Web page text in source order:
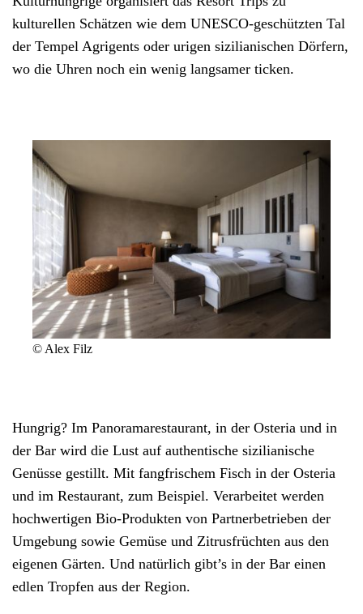
kulturellen Schätzen wie dem UNESCO-geschützten Tal
der Tempel Agrigents oder urigen sizilianischen Dörfern,
wo die Uhren noch ein wenig langsamer ticken.
© Alex Filz
Hungrig? Im Panoramarestaurant, in der Osteria und in
der Bar wird die Lust auf authentische sizilianische
Genüsse gestillt. Mit fangfrischem Fisch in der Osteria
und im Restaurant, zum Beispiel. Verarbeitet werden
hochwertigen Bio-Produkten von Partnerbetrieben der
Umgebung sowie Gemüse und Zitrusfrüchten aus den
eigenen Gärten. Und natürlich gibt’s in der Bar einen
edlen Tropfen aus der Region.